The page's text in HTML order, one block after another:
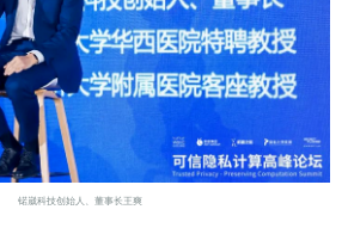
锘崴科技创始人、董事长王爽